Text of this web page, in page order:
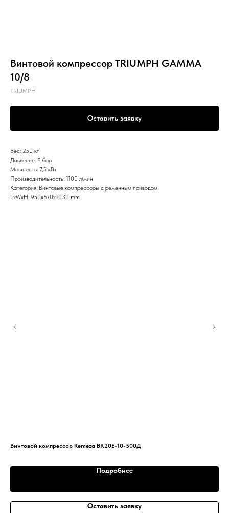
Винтовой компрессор TRIUMPH GAMMA
10/8
TRIUMPH
Оставить заявку
Вес: 250 кг
Давление: 8 бар
Мощность: 7,5 кВт
Производительность: 1100 л/мин
Категория: Винтовые компрессоры с ременным приводом
LxWxH: 950x670x1030 mm
Винтовой компрессор Remeza ВК20Е-10-500Д
Подробнее
Оставить заявку